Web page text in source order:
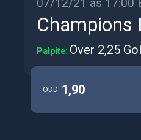
Champions
Palpite: Over 2,25
ODD 1,90